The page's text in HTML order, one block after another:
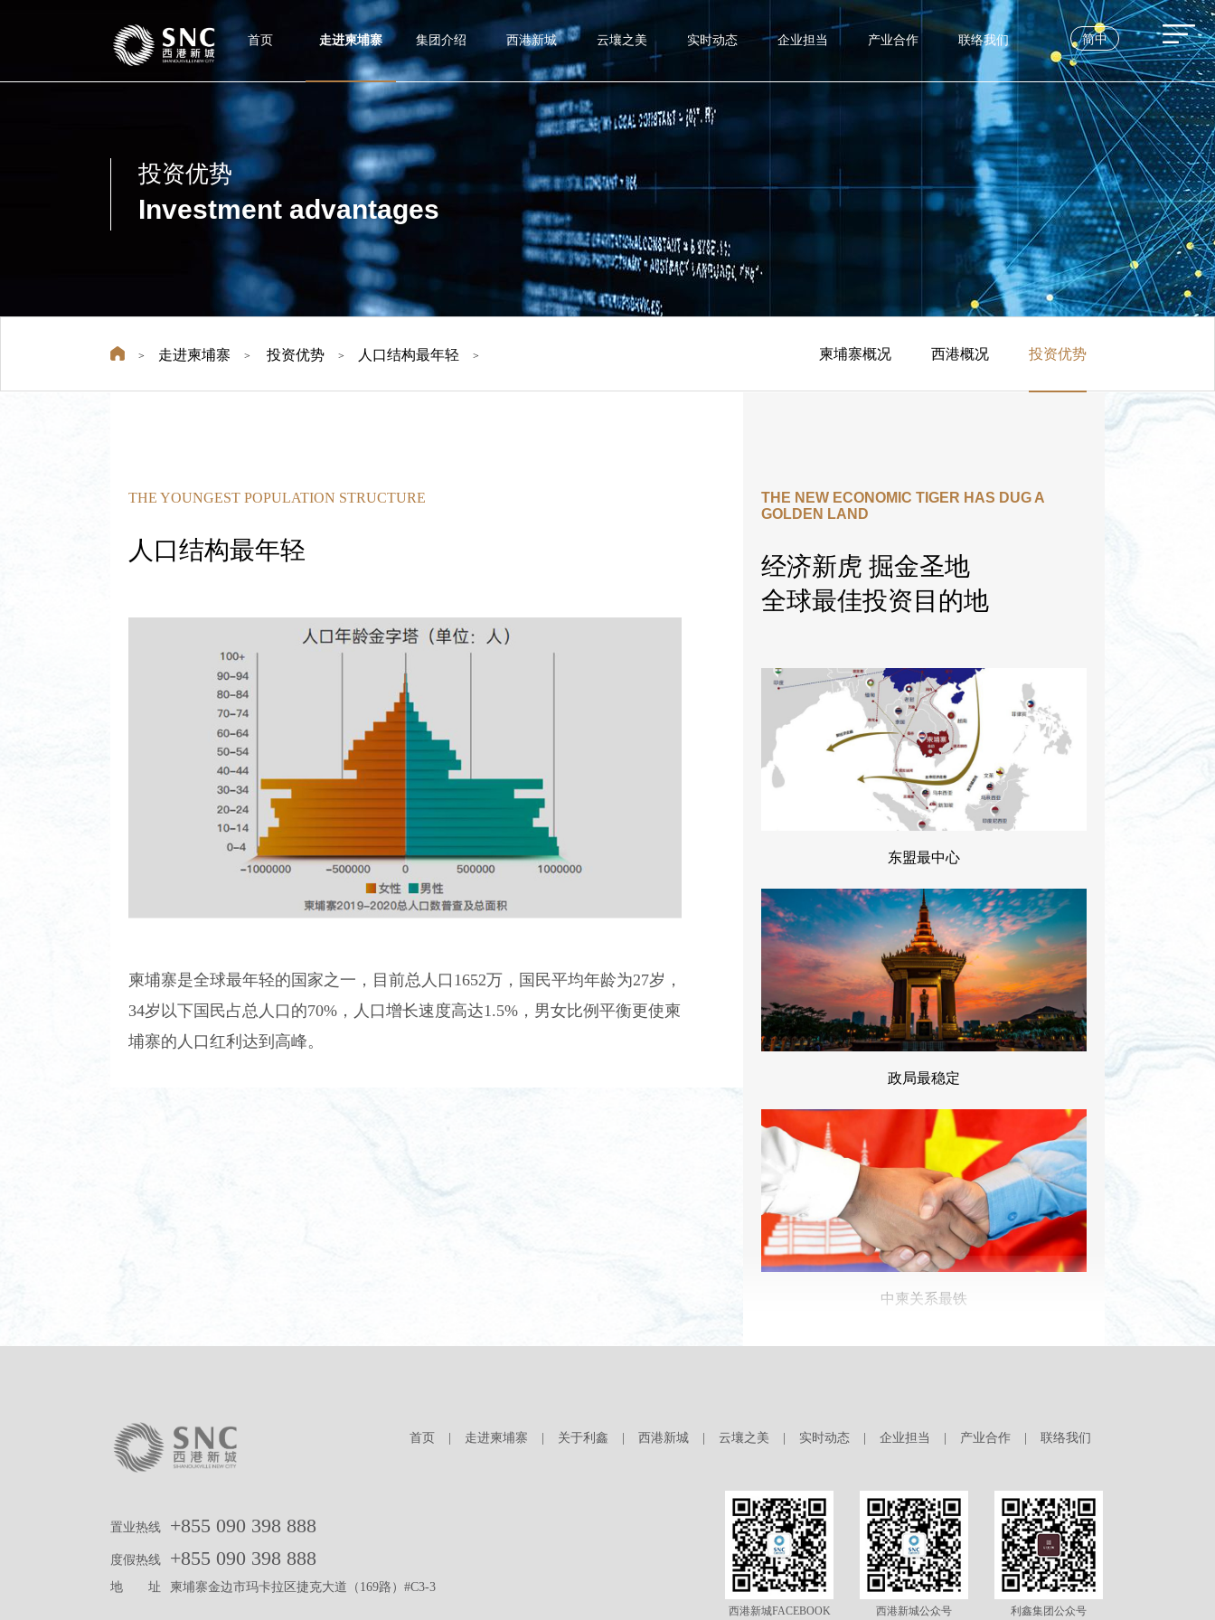
首页 走进柬埔寨 集团介绍 西港新城 云壤之美 实时动态 企业担当 产业合作 联络我们 简中
Investment advantages
投资优势
> 走进柬埔寨 > 投资优势 > 人口结构最年轻 > 柬埔寨概况 西港概况 投资优势
THE YOUNGEST POPULATION STRUCTURE
人口结构最年轻
柬埔寨是全球最年轻的国家之一，目前总人口1652万，国民平均年龄为27岁，
34岁以下国民占总人口的70%，人口增长速度高达1.5%，男女比例平衡更使柬
埔寨的人口红利达到高峰。
THE NEW ECONOMIC TIGER HAS DUG A
GOLDEN LAND
经济新虎 掘金圣地
全球最佳投资目的地
东盟最中心
政局最稳定
中柬关系最铁
经济势能最强
置业热线 +855 090 398 888
度假热线 +855 090 398 888
地 址 柬埔寨金边市玛卡拉区捷克大道（169路）#C3-3
首页 走进柬埔寨 关于利鑫 西港新城 云壤之美 实时动态 企业担当 产业合作 联络我们
西港新城FACEBOOK 西港新城公众号 利鑫集团公众号